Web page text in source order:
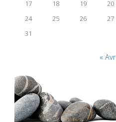
17 18 19 20
24
25 26 27
31
« Avr